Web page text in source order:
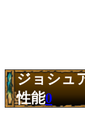
ジョシュ
性能0